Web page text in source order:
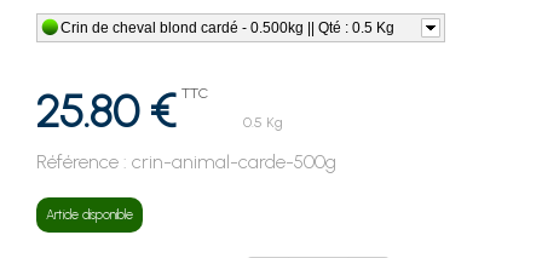
Crin de cheval blond cardé - 0.500kg || Qté : 0.5 Kg
25.80 € TTC
0.5 Kg
Référence : crin-animal-carde-500g
Article disponible